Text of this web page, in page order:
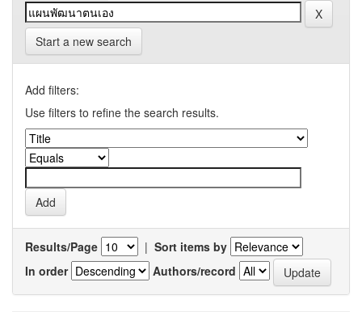
Start a new search
Add filters:
Use filters to refine the search results.
Results/Page | Sort items by
In order
Authors/record